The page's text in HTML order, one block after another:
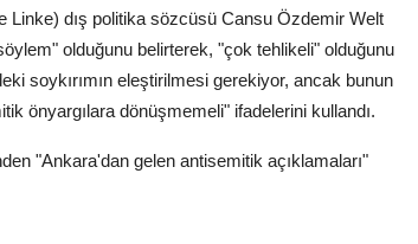
Linke) dış politika sözcüsü Cansu Özdemir Welt
olduğunu belirterek, "çok tehlikeli" olduğunu
soykırımın eleştirilmesi gerekiyor, ancak bunun
önyargılara dönüşmemeli" ifadelerini kullandı.
"Ankara'dan gelen antisemitik açıklamaları"